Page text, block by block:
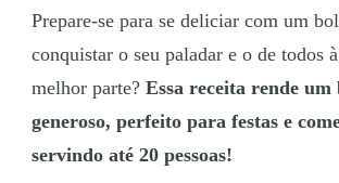
Prepare-se para se deliciar com um
conquistar o seu paladar e o de todos
melhor parte? Essa receita rende um
generoso, perfeito para festas e
servindo até 20 pessoas!